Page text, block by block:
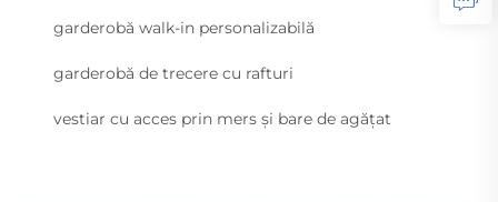
garderobă walk-in personalizabilă
garderobă de trecere cu rafturi
vestiar cu acces prin mers și bare de agățat